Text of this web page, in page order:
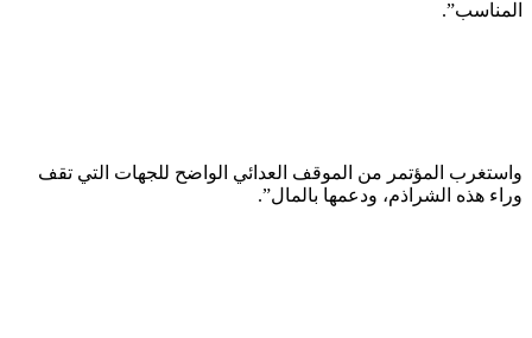
المناسب”.
واستغرب المؤتمر من الموقف العدائي الواضح للجهات التي تقف
وراء هذه الشراذم، ودعمها بالمال”.